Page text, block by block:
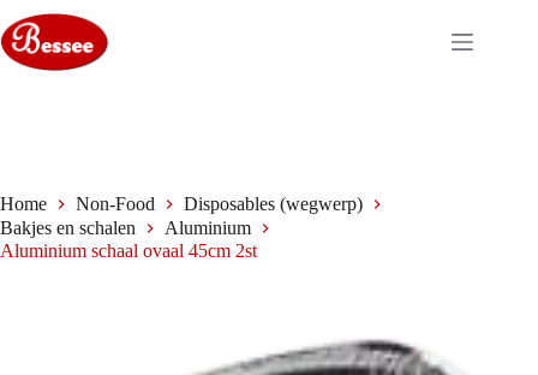
naar
de
inhoud
Home Non-Food
Disposables (wegwerp)
Bakjes en schalen
Aluminium
Aluminium schaal ovaal 45cm 2st